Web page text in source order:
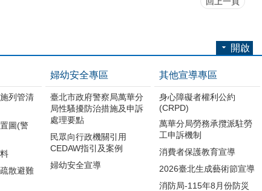
開啟
列管清
圖(警
散避難
婦幼安全專區
臺北市政府警察局萬華分
局性騷擾防治措施及申訴
處理要點
民眾向行政機關引用
CEDAW指引及案例
婦幼安全宣導
其他宣導專區
身心障礙者權利公約
(CRPD)
萬華分局勞務承攬派駐勞
工申訴機制
消費者保護教育宣導
2026臺北生成藝術節宣導
消防局-115年8月份防災